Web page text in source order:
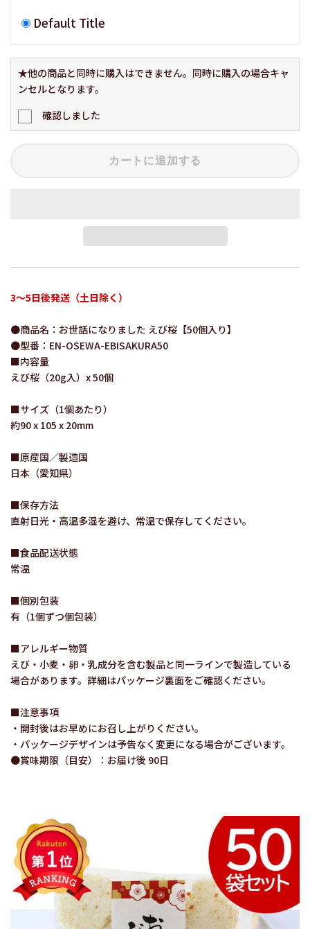
Default Title
★他の商品と同時に購入はできません。同時に購入の場合キャ
ンセルとなります。
確認しました
カートに追加する
3～5日後発送（土日除く）
●商品名：お世話になりました えび桜【50個入り】
●型番：EN-OSEWA-EBISAKURA50
■内容量
えび桜（20g入）x 50個
■サイズ（1個あたり）
約90 x 105 x 20mm
■原産国／製造国
日本（愛知県）
■保存方法
直射日光・高温多湿を避け、常温で保存してください。
■食品配送状態
常温
■個別包装
有（1個ずつ個包装）
■アレルギー物質
えび・小麦・卵・乳成分を含む製品と同一ラインで製造している
場合があります。詳細はパッケージ裏面をご確認ください。
■注意事項
・開封後はお早めにお召し上がりください。
・パッケージデザインは予告なく変更になる場合がございます。
●賞味期限（目安）：お届け後 90日